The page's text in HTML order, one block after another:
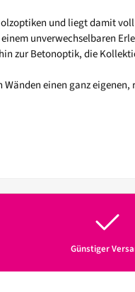
und liegt damit
unverwechselbaren
zur Betonoptik, die
einen ganz eigenen,
Günstiger